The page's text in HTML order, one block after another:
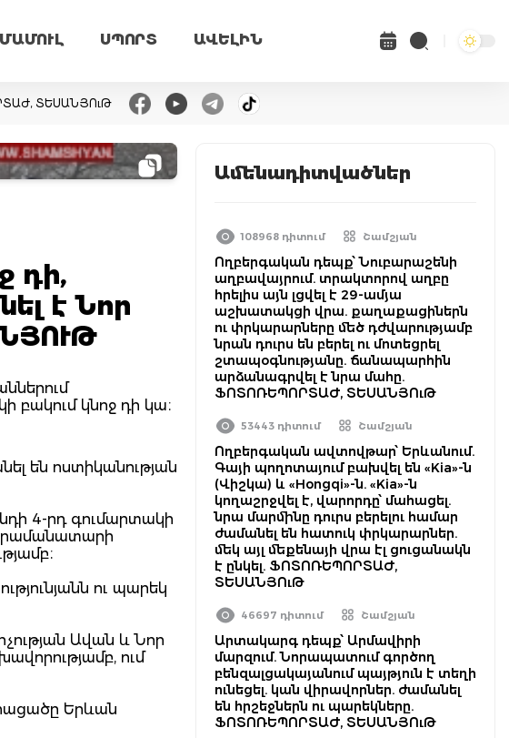
ՄԱՄՈՒԼ ՍՊՈՐՏ ԱՎԵԼԻՆ
ՏԵՍԱՆՅՈւԹ
դի,
է Նոր
բակում կնոջ դի կա։
են ոստիկանության
4-րդ գումարտակի
ու պարեկ
Ավան և Նոր
ում
Երևան
Ամենադիտվածներ
108968 դիտում Շամշյան
Ողբերգական դեպք՝ Նուբարաշենի
աղբավայրում. տրակտորով աղբը
հրելիս այն լցվել է 29-ամյա
աշխատակցի վրա. քաղաքացիներն
ու փրկարարները մեծ դժվարությամբ
նրան դուրս են բերել ու մոտեցրել
շտապօգնությանը. ճանապարհին
արձանագրվել է նրա մահը.
ՖՈՏՈՌԵՊՈՐՏԱԺ, ՏԵՍԱՆՅՈւԹ
53443 դիտում Շամշյան
Ողբերգական ավտովթար՝ Երևանում.
Գայի պողոտայում բախվել են «Kia»-ն
(Վիշկա) և «Hongqi»-ն. «Kia»-ն
կողաշրջվել է, վարորդը՝ մահացել.
նրա մարմինը դուրս բերելու համար
ժամանել են հատուկ փրկարարներ.
մեկ այլ մեքենայի վրա էլ ցուցանակն
է ընկել. ՖՈՏՈՌԵՊՈՐՏԱԺ,
ՏԵՍԱՆՅՈւԹ
46697 դիտում Շամշյան
Արտակարգ դեպք՝ Արմավիրի
մարզում. Նորապատում գործող
բենզալցակայանում պայթյուն է տեղի
ունեցել. կան վիրավորներ. ժամանել
են հրշեջներն ու պարեկները.
ՖՈՏՈՌԵՊՈՐՏԱԺ, ՏԵՍԱՆՅՈւԹ